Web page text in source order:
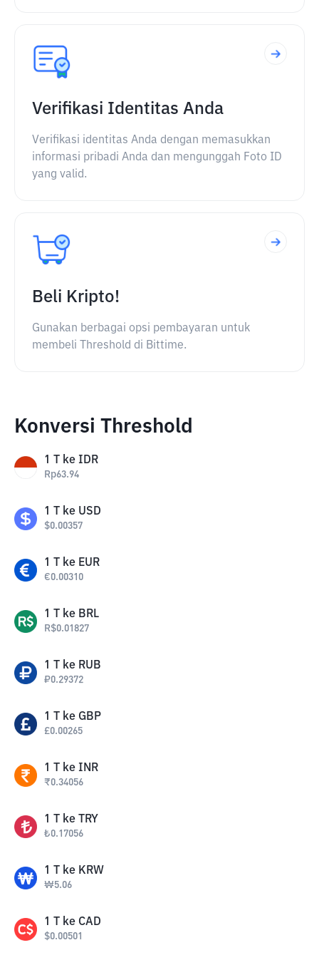
Verifikasi Identitas Anda
Verifikasi identitas Anda dengan memasukkan
informasi pribadi Anda dan mengunggah Foto ID
yang valid.
Beli Kripto!
Gunakan berbagai opsi pembayaran untuk
membeli Threshold di Bittime.
Konversi Threshold
1 ke IDR
Rp63.94
1 ke USD
$0.00357
1 ke EUR
€0.00310
1 ke BRL
R$0.01827
1 ke RUB
₽0.29372
1 ke GBP
£0.00265
1 ke INR
₹0.34056
1 ke TRY
₺0.17056
1 ke KRW
₩5.06
1 ke CAD
$0.00501